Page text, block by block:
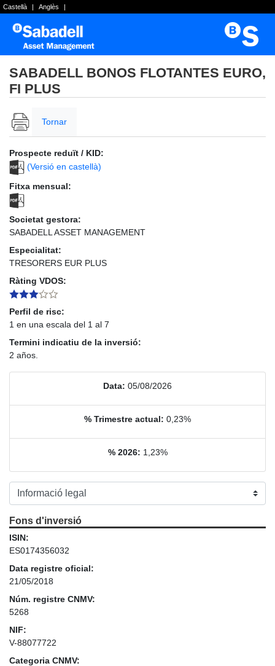
Castellà | Anglès |
SABADELL BONOS FLOTANTES EURO,
FI PLUS
Tornar
Prospecte reduït / KID:
(Versió en castellà)
Fitxa mensual:
Societat gestora:
SABADELL ASSET MANAGEMENT
Especialitat:
TRESORERS EUR PLUS
Ràting VDOS:
Perfil de risc:
1 en una escala del 1 al 7
Termini indicatiu de la inversió:
2 años.
Data: 05/08/2026
% Trimestre actual: 0,23%
% 2026: 1,23%
Fons d'inversió
ISIN:
ES0174356032
Data registre oficial:
21/05/2018
Núm. registre CNMV:
5268
NIF:
V-88077722
Categoria CNMV: